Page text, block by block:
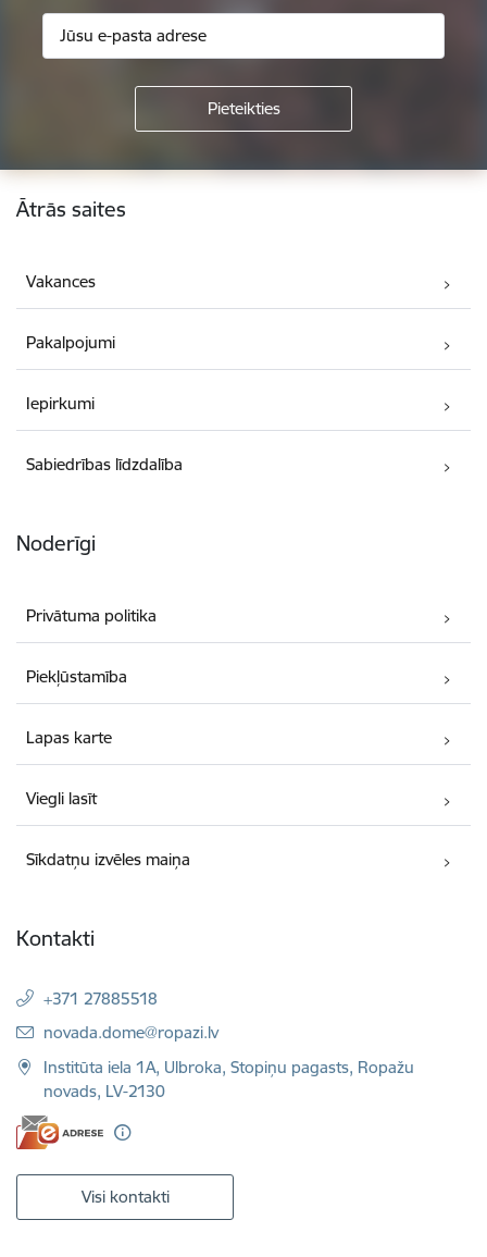
Kājene
Ātrās saites
Vakances
Pakalpojumi
Iepirkumi
Sabiedrības līdzdalība
Noderīgi
Privātuma politika
Piekļūstamība
Lapas karte
Viegli lasīt
Sīkdatņu izvēles maiņa
Kontakti
+371 27885518
E-pasts:
novada.dome@ropazi.lv
Institūta iela 1A, Ulbroka, Stopiņu pagasts, Ropažu
novads, LV-2130
Visi kontakti